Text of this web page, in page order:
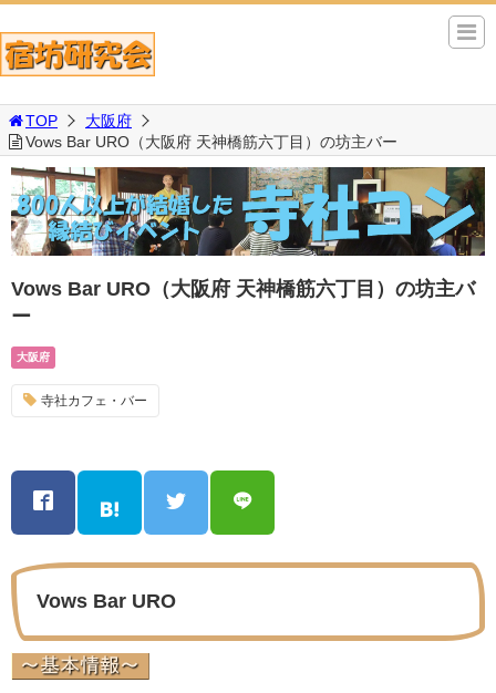
TOP
大阪府
Vows Bar URO（大阪府 天神橋筋六丁目）の坊主バー
Vows Bar URO（大阪府 天神橋筋六丁目）の坊主バ
ー
大阪府
寺社カフェ・バー
Vows Bar URO